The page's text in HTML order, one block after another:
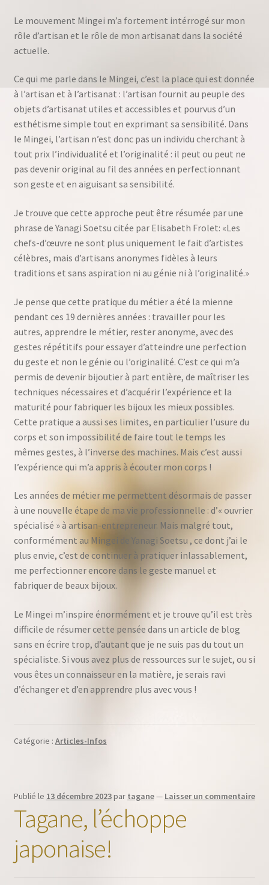
Le mouvement Mingei m’a fortement intérrogé sur mon
rôle d’artisan et le rôle de mon artisanat dans la société
actuelle.
Ce qui me parle dans le Mingei, c’est la place qui est donnée
à l’artisan et à l’artisanat : l’artisan fournit au peuple des
objets d’artisanat utiles et accessibles et pourvus d’un
esthétisme simple tout en exprimant sa sensibilité. Dans
le Mingei, l’artisan n’est donc pas un individu cherchant à
tout prix l’individualité et l’originalité : il peut ou peut ne
pas devenir original au fil des années en perfectionnant
son geste et en aiguisant sa sensibilité.
Je trouve que cette approche peut être résumée par une
phrase de Yanagi Soetsu citée par Elisabeth Frolet: «Les
chefs-d’œuvre ne sont plus uniquement le fait d’artistes
célèbres, mais d’artisans anonymes fidèles à leurs
traditions et sans aspiration ni au génie ni à l’originalité.»
Je pense que cette pratique du métier a été la mienne
pendant ces 19 dernières années : travailler pour les
autres, apprendre le métier, rester anonyme, avec des
gestes répétitifs pour essayer d’atteindre une perfection
du geste et non le génie ou l’originalité. C’est ce qui m’a
permis de devenir bijoutier à part entière, de maîtriser les
techniques nécessaires et d’acquérir l’expérience et la
maturité pour fabriquer les bijoux les mieux possibles.
Cette pratique a aussi ses limites, en particulier l’usure du
corps et son impossibilité de faire tout le temps les
mêmes gestes, à l’inverse des machines. Mais c’est aussi
l’expérience qui m’a appris à écouter mon corps !
Les années de métier me permettent désormais de passer
à une nouvelle étape de ma vie professionnelle : d’« ouvrier
spécialisé » à artisan-entrepreneur. Mais malgré tout,
conformément au Mingei de Yanagi Soetsu , ce dont j’ai le
plus envie, c’est de continuer à pratiquer inlassablement,
me perfectionner encore dans le geste manuel et
fabriquer de beaux bijoux.
Le Mingei m’inspire énormément et je trouve qu’il est très
difficile de résumer cette pensée dans un article de blog
sans en écrire trop, d’autant que je ne suis pas du tout un
spécialiste. Si vous avez plus de ressources sur le sujet, ou si
vous êtes un connaisseur en la matière, je serais ravi
d’échanger et d’en apprendre plus avec vous !
Catégorie : Articles-Infos
Publié le 13 décembre 2023par tagane— Laisser un commentaire
Tagane, l’échoppe
japonaise!